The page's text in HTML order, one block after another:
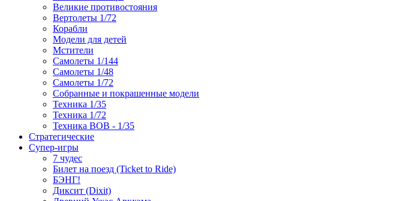
Великие противостояния
Вертолеты 1/72
Корабли
Модели для детей
Мстители
Самолеты 1/144
Самолеты 1/48
Самолеты 1/72
Собранные и покрашенные модели
Техника 1/35
Техника 1/72
Техника ВОВ - 1/35
Стратегические
Супер-игры
7 чудес
Билет на поезд (Ticket to Ride)
БЭНГ!
Диксит (Dixit)